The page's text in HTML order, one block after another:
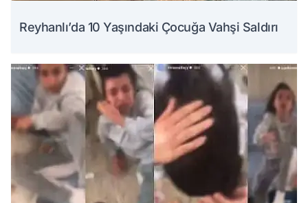
Reyhanlı’da 10 Yaşındaki Çocuğa Vahşi Saldırı